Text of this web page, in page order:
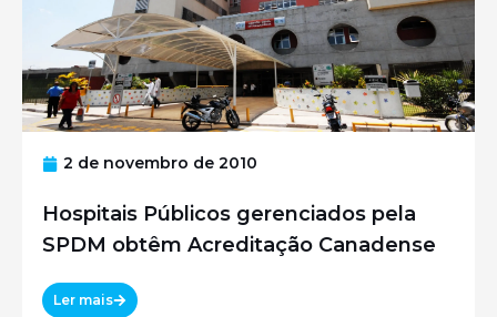
2 de novembro de 2010
Hospitais Públicos gerenciados pela
SPDM obtêm Acreditação Canadense
Ler mais